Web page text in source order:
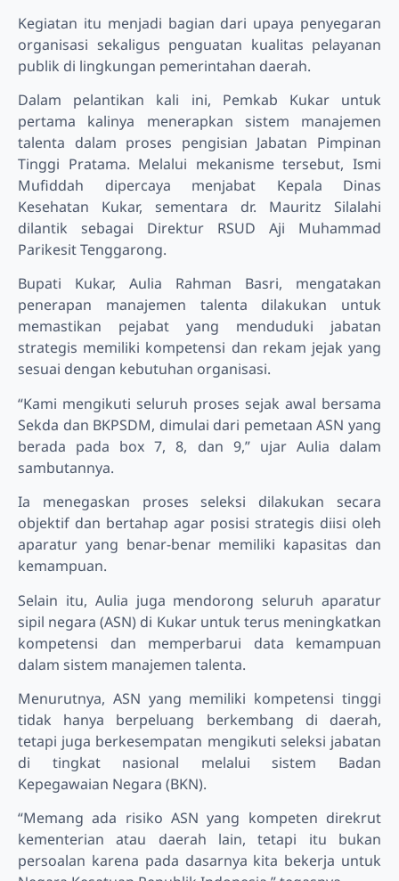
Kegiatan itu menjadi bagian dari upaya penyegaran
organisasi sekaligus penguatan kualitas pelayanan
publik di lingkungan pemerintahan daerah.
Dalam pelantikan kali ini, Pemkab Kukar untuk
pertama kalinya menerapkan sistem manajemen
talenta dalam proses pengisian Jabatan Pimpinan
Tinggi Pratama. Melalui mekanisme tersebut, Ismi
Mufiddah dipercaya menjabat Kepala Dinas
Kesehatan Kukar, sementara dr. Mauritz Silalahi
dilantik sebagai Direktur RSUD Aji Muhammad
Parikesit Tenggarong.
Bupati Kukar, Aulia Rahman Basri, mengatakan
penerapan manajemen talenta dilakukan untuk
memastikan pejabat yang menduduki jabatan
strategis memiliki kompetensi dan rekam jejak yang
sesuai dengan kebutuhan organisasi.
“Kami mengikuti seluruh proses sejak awal bersama
Sekda dan BKPSDM, dimulai dari pemetaan ASN yang
berada pada box 7, 8, dan 9,” ujar Aulia dalam
sambutannya.
Ia menegaskan proses seleksi dilakukan secara
objektif dan bertahap agar posisi strategis diisi oleh
aparatur yang benar-benar memiliki kapasitas dan
kemampuan.
Selain itu, Aulia juga mendorong seluruh aparatur
sipil negara (ASN) di Kukar untuk terus meningkatkan
kompetensi dan memperbarui data kemampuan
dalam sistem manajemen talenta.
Menurutnya, ASN yang memiliki kompetensi tinggi
tidak hanya berpeluang berkembang di daerah,
tetapi juga berkesempatan mengikuti seleksi jabatan
di tingkat nasional melalui sistem Badan
Kepegawaian Negara (BKN).
“Memang ada risiko ASN yang kompeten direkrut
kementerian atau daerah lain, tetapi itu bukan
persoalan karena pada dasarnya kita bekerja untuk